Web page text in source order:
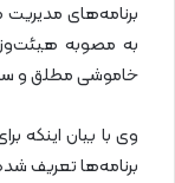
برنامه‌های
به مصوبه
خاموشی مطلق و
وی با بیان اینکه
برنامه‌ها تعریف